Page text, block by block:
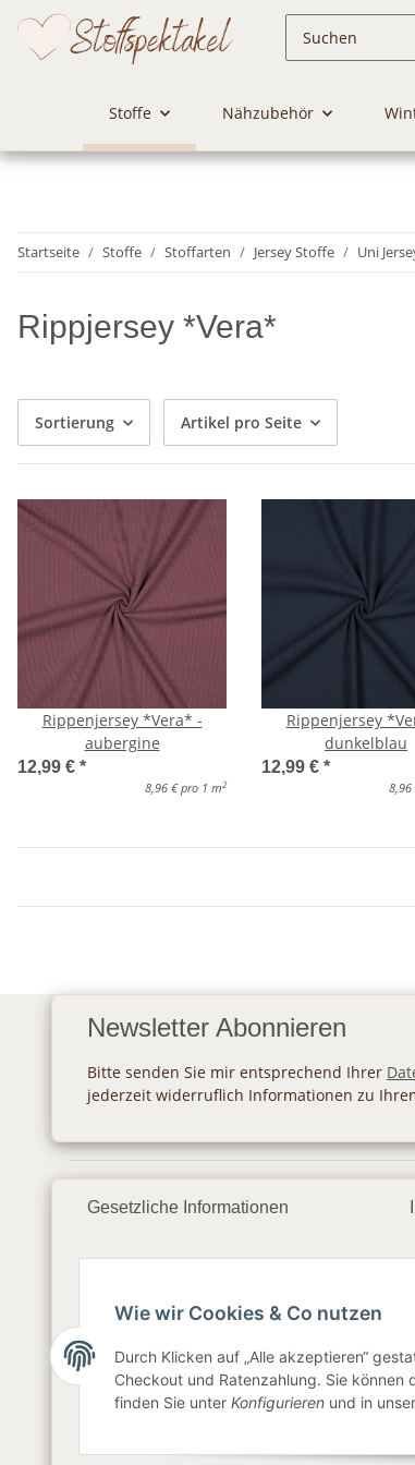
Stoffe Nähzubehör
Startseite Stoffe Stoffarten Jersey Stoffe Uni
Rippjersey *Vera*
Sortierung Artikel pro Seite
Rippenjersey *Vera* -
aubergine
12,99 € *
8,96 € pro 1 m2
Rippenjersey
dunkelblau
12,99 € *
8,96
Newsletter Abonnieren
Bitte senden Sie mir entsprechend Ihrer
jederzeit widerruflich Informationen zu
Gesetzliche Informationen
Datenschutz
AGB
Sitemap
Impressum
Wie wir Cookies & Co nutzen
Durch Klicken auf „Alle akzeptieren“
Checkout und Ratenzahlung. Sie
finden Sie unter Konfigurieren und in